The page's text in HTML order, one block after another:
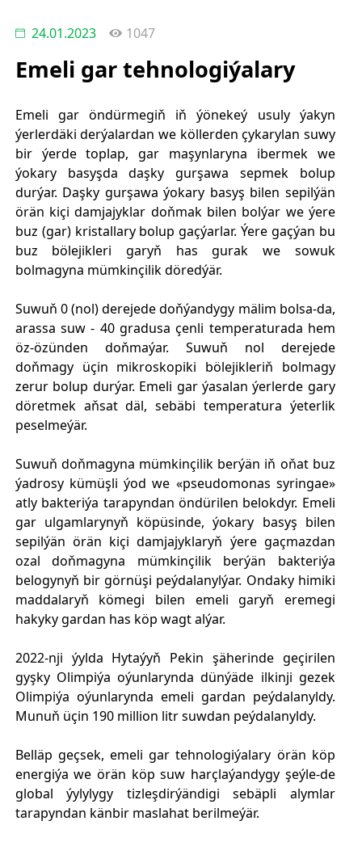
24.01.2023 1047
Emeli gar tehnologiýalary
Emeli gar öndürmegiň iň ýönekeý usuly ýakyn
ýerlerdäki derýalardan we köllerden çykarylan suwy
bir ýerde toplap, gar maşynlaryna ibermek we
ýokary basyşda daşky gurşawa sepmek bolup
durýar. Daşky gurşawa ýokary basyş bilen sepilýän
örän kiçi damjajyklar doňmak bilen bolýar we ýere
buz (gar) kristallary bolup gaçýarlar. Ýere gaçýan bu
buz bölejikleri garyň has gurak we sowuk
bolmagyna mümkinçilik döredýär.
Suwuň 0 (nol) derejede doňýandygy mälim bolsa-da,
arassa suw - 40 gradusa çenli temperaturada hem
öz-özünden doňmaýar. Suwuň nol derejede
doňmagy üçin mikroskopiki bölejikleriň bolmagy
zerur bolup durýar. Emeli gar ýasalan ýerlerde gary
döretmek aňsat däl, sebäbi temperatura ýeterlik
peselmeýär.
Suwuň doňmagyna mümkinçilik berýän iň oňat buz
ýadrosy kümüşli ýod we «pseudomonas syringae»
atly bakteriýa tarapyndan öndürilen belokdyr. Emeli
gar ulgamlarynyň köpüsinde, ýokary basyş bilen
sepilýän örän kiçi damjajyklaryň ýere gaçmazdan
ozal doňmagyna mümkinçilik berýän bakteriýa
belogynyň bir görnüşi peýdalanylýar. Ondaky himiki
maddalaryň kömegi bilen emeli garyň eremegi
hakyky gardan has köp wagt alýar.
2022-nji ýylda Hytaýyň Pekin şäherinde geçirilen
gyşky Olimpiýa oýunlarynda dünýäde ilkinji gezek
Olimpiýa oýunlarynda emeli gardan peýdalanyldy.
Munuň üçin 190 million litr suwdan peýdalanyldy.
Belläp geçsek, emeli gar tehnologiýalary örän köp
energiýa we örän köp suw harçlaýandygy şeýle-de
global ýylylygy tizleşdirýändigi sebäpli alymlar
tarapyndan känbir maslahat berilmeýär.